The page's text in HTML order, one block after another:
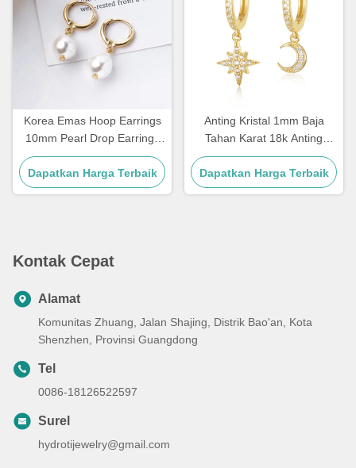
Korea Emas Hoop Earrings
10mm Pearl Drop Earrings
Untuk Wanita
Dapatkan Harga Terbaik
Anting Kristal 1mm Baja
Tahan Karat 18k Anting
Bulan Dan Bintang Gantung
Dapatkan Harga Terbaik
Kontak Cepat
Alamat
Komunitas Zhuang, Jalan Shajing, Distrik Bao'an, Kota
Shenzhen, Provinsi Guangdong
Tel
0086-18126522597
Surel
hydrotijewelry@gmail.com